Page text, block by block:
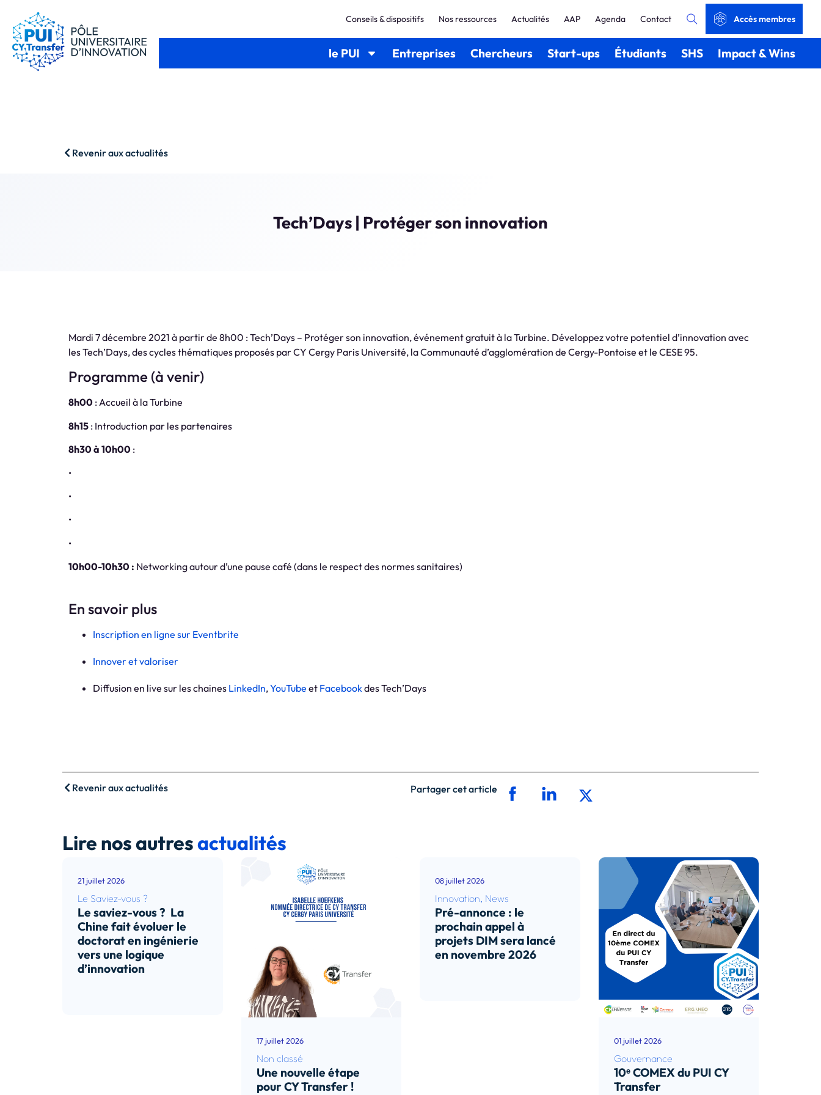
le PUI Entreprises Chercheurs Start-ups Étudiants SHS Impact & Wins
Conseils & dispositifs Nos ressources Actualités AAP Agenda Contact Accès membres
Revenir aux actualités
Tech’Days | Protéger son innovation
Mardi 7 décembre 2021 à partir de 8h00 : Tech’Days – Protéger son innovation, événement gratuit à la Turbine. Développez votre potentiel d’innovation avec
les Tech’Days, des cycles thématiques proposés par CY Cergy Paris Université, la Communauté d’agglomération de Cergy-Pontoise et le CESE 95.
Programme (à venir)
8h00 : Accueil à la Turbine
8h15 : Introduction par les partenaires
8h30 à 10h00 :
•
•
•
•
10h00-10h30 : Networking autour d’une pause café (dans le respect des normes sanitaires)
En savoir plus
Inscription en ligne sur Eventbrite
Innover et valoriser
Diffusion en live sur les chaines LinkedIn,YouTube et Facebookdes Tech’Days
Revenir aux actualités Partager cet article
Lire nos autresactualités
21 juillet 2026
Le Saviez-vous ?
Le saviez-vous ? La
Chine fait évoluer le
doctorat en ingénierie
vers une logique
d’innovation
17 juillet 2026
Non classé
Une nouvelle étape
pour CY Transfer !
08 juillet 2026
Innovation News
Pré-annonce : le
prochain appel à
projets DIM sera lancé
en novembre 2026
01 juillet 2026
Gouvernance
10ᵉ COMEX du PUI CY
Transfer